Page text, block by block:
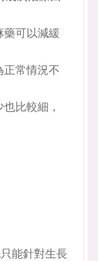
藥可以減緩
正常情況不
比較細，
能針對生長